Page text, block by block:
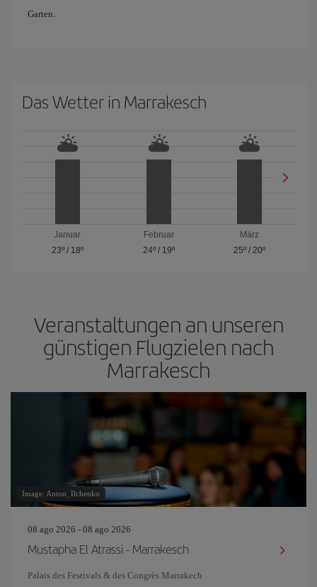
Garten.
Das Wetter in Marrakesch
Januar
23º/ 18º
Februar
24º/ 19º
März
25º /20º
Veranstaltungen an unseren
günstigen Flugzielen nach
Marrakesch
Image: Anton_Ilchenko
08 ago 2026 - 08 ago 2026
Mustapha El Atrassi - Marrakesch
Palais des Festivals & des Congrès Marrakech